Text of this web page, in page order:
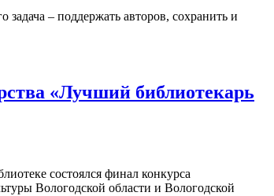
– поддержать авторов, сохранить и
«Лучший библиотекарь
состоялся финал конкурса
Вологодской области и Вологодской